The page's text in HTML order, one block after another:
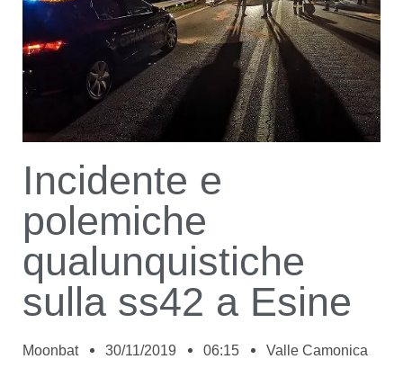
Incidente e
polemiche
qualunquistiche
sulla ss42 a Esine
Moonbat 30/11/2019 06:15 Valle Camonica